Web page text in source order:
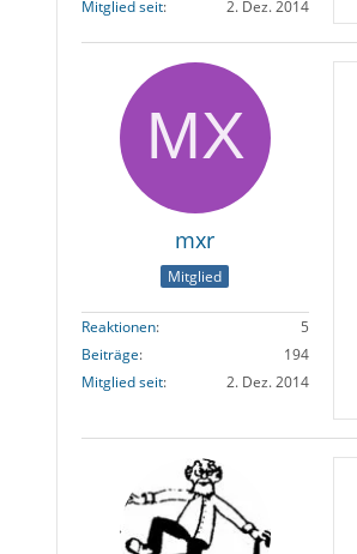
Mitglied seit
2. Dez. 2014
mxr
Mitglied
Reaktionen
5
Beiträge
194
Mitglied seit
2. Dez. 2014